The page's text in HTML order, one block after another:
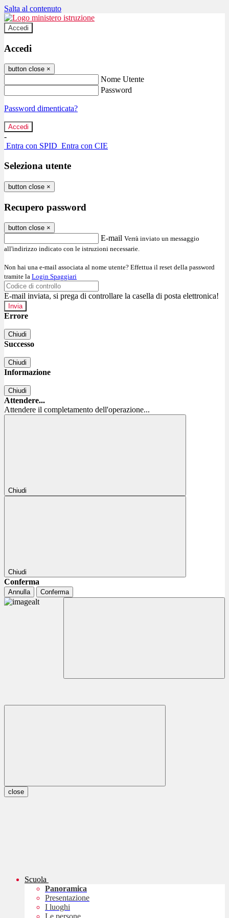
Salta al contenuto
Accedi
Accedi
button close ×
Nome Utente
Password
Password dimenticata?
-
Entra con SPID Entra con CIE
Seleziona utente
button close ×
Recupero password
button close ×
E-mail Verrà inviato un messaggio
all'indirizzo indicato con le istruzioni necessarie.
Non hai una e-mail associata al nome utente? Effettua il reset della password
tramite la Login Spaggiari
E-mail inviata, si prega di controllare la casella di posta elettronica!
Errore
Chiudi
Successo
Chiudi
Informazione
Chiudi
Attendere...
Attendere il completamento dell'operazione...
Chiudi
Chiudi
Conferma
Annulla Conferma
close
Scuola
Panoramica
Presentazione
I luoghi